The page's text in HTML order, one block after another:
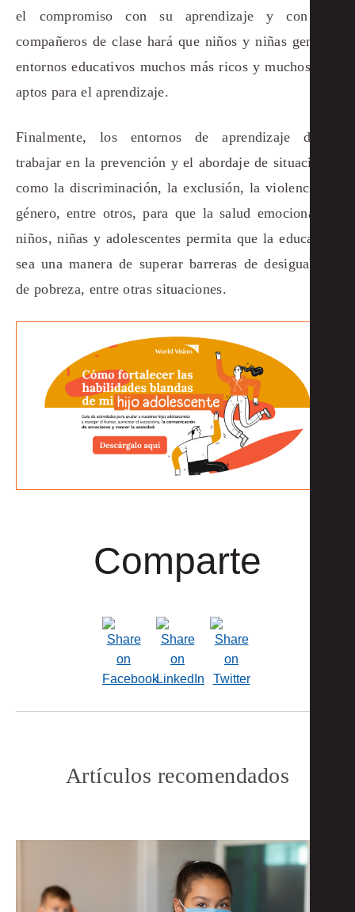
el compromiso con su aprendizaje y con sus
compañeros de clase hará que niños y niñas generen
entornos educativos muchos más ricos y muchos más
aptos para el aprendizaje.
Finalmente, los entornos de aprendizaje deben
trabajar en la prevención y el abordaje de situaciones
como la discriminación, la exclusión, la violencia de
género, entre otros, para que la salud emocional de
niños, niñas y adolescentes permita que la educación
sea una manera de superar barreras de desigualdad,
de pobreza, entre otras situaciones.
Comparte
Artículos recomendados